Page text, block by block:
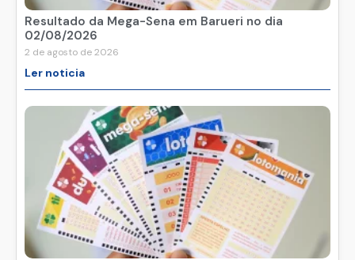
Resultado da Mega-Sena em Barueri no dia
02/08/2026
2 de agosto de 2026
Ler noticia